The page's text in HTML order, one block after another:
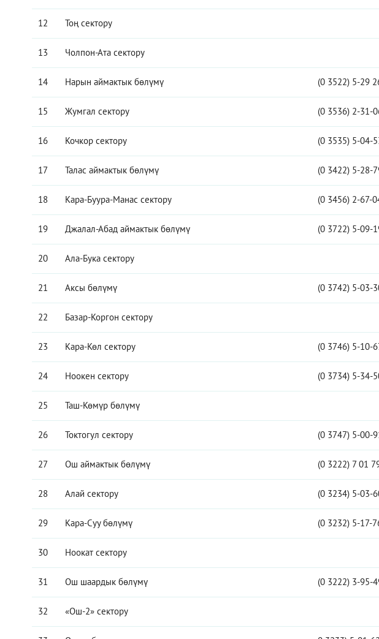
12 Тоң сектору
13 Чолпон-Ата сектору
14 Нарын аймактык бөлүмү (0 3522) 5-29
15 Жумгал сектору (0 3536) 2-31-
16 Кочкор сектору (0 3535) 5-04-
17 Талас аймактык бөлүмү (0 3422) 5-28-
18 Кара-Буура-Манас сектору (0 3456) 2-67-
19 Джалал-Абад аймактык бөлүмү (0 3722) 5-09-
20 Ала-Бука сектору
21 Аксы бөлүмү (0 3742) 5-03-
22 Базар-Коргон сектору
23 Кара-Көл сектору (0 3746) 5-10-
24 Ноокен сектору (0 3734) 5-34-
25 Таш-Көмүр бөлүмү
26 Токтогул сектору (0 3747) 5-00-
27 Ош аймактык бөлүмү (0 3222) 7 01
28 Алай сектору (0 3234) 5-03-
29 Кара-Суу бөлүмү (0 3232) 5-17-
30 Ноокат сектору
31 Ош шаардык бөлүмү (0 3222) 3-95-
32 «Ош-2» сектору